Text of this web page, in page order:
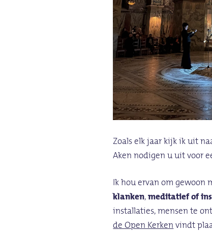
Zoals elk jaar kijk ik uit
Aken nodigen u uit voor
Ik hou ervan om gewoon
klanken,meditatief of
installaties, mensen te
de Open Kerkenvindt